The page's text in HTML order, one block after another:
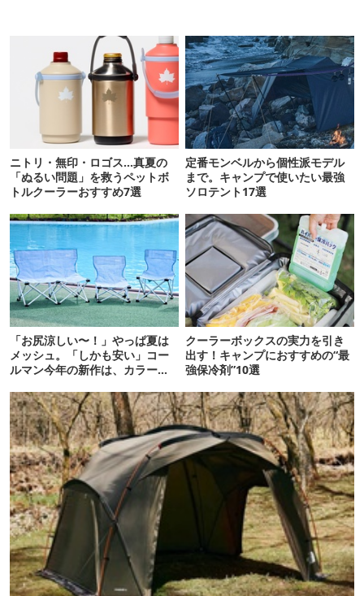
ニトリ・無印・ロゴス…真夏の
「ぬるい問題」を救うペットボ
トルクーラーおすすめ7選
定番モンベルから個性派モデル
まで。キャンプで使いたい最強
ソロテント17選
「お尻涼しい〜！」やっぱ夏は
メッシュ。「しかも安い」コー
ルマン今年の新作は、カラーも
クーラーボックスの実力を引き
出す！キャンプにおすすめの“最
強保冷剤”10選